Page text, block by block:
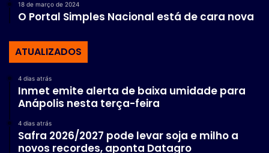
18 de março de 2024
O Portal Simples Nacional está de cara nova
ATUALIZADOS
4 dias atrás
Inmet emite alerta de baixa umidade para
Anápolis nesta terça-feira
4 dias atrás
Safra 2026/2027 pode levar soja e milho a
novos recordes, aponta Datagro